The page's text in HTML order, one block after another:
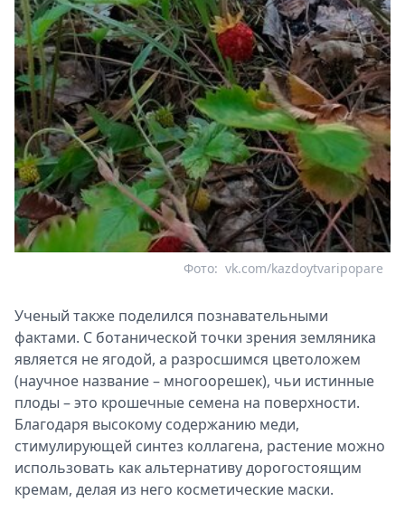
vk.com/kazdoytvaripopare
Фото:
Ученый также поделился познавательными
фактами. С ботанической точки зрения земляника
является не ягодой, а разросшимся цветоложем
(научное название – многоорешек), чьи истинные
плоды – это крошечные семена на поверхности.
Благодаря высокому содержанию меди,
стимулирующей синтез коллагена, растение можно
использовать как альтернативу дорогостоящим
кремам, делая из него косметические маски.